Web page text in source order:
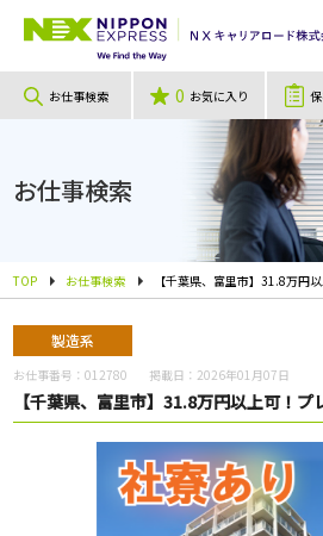
お仕事検索 0 お気に入り
お仕事検索
TOP お仕事検索
製造系
お仕事番号：012780 掲載日： 2026年01月07日
【千葉県、富里市】31.8万円以上可！